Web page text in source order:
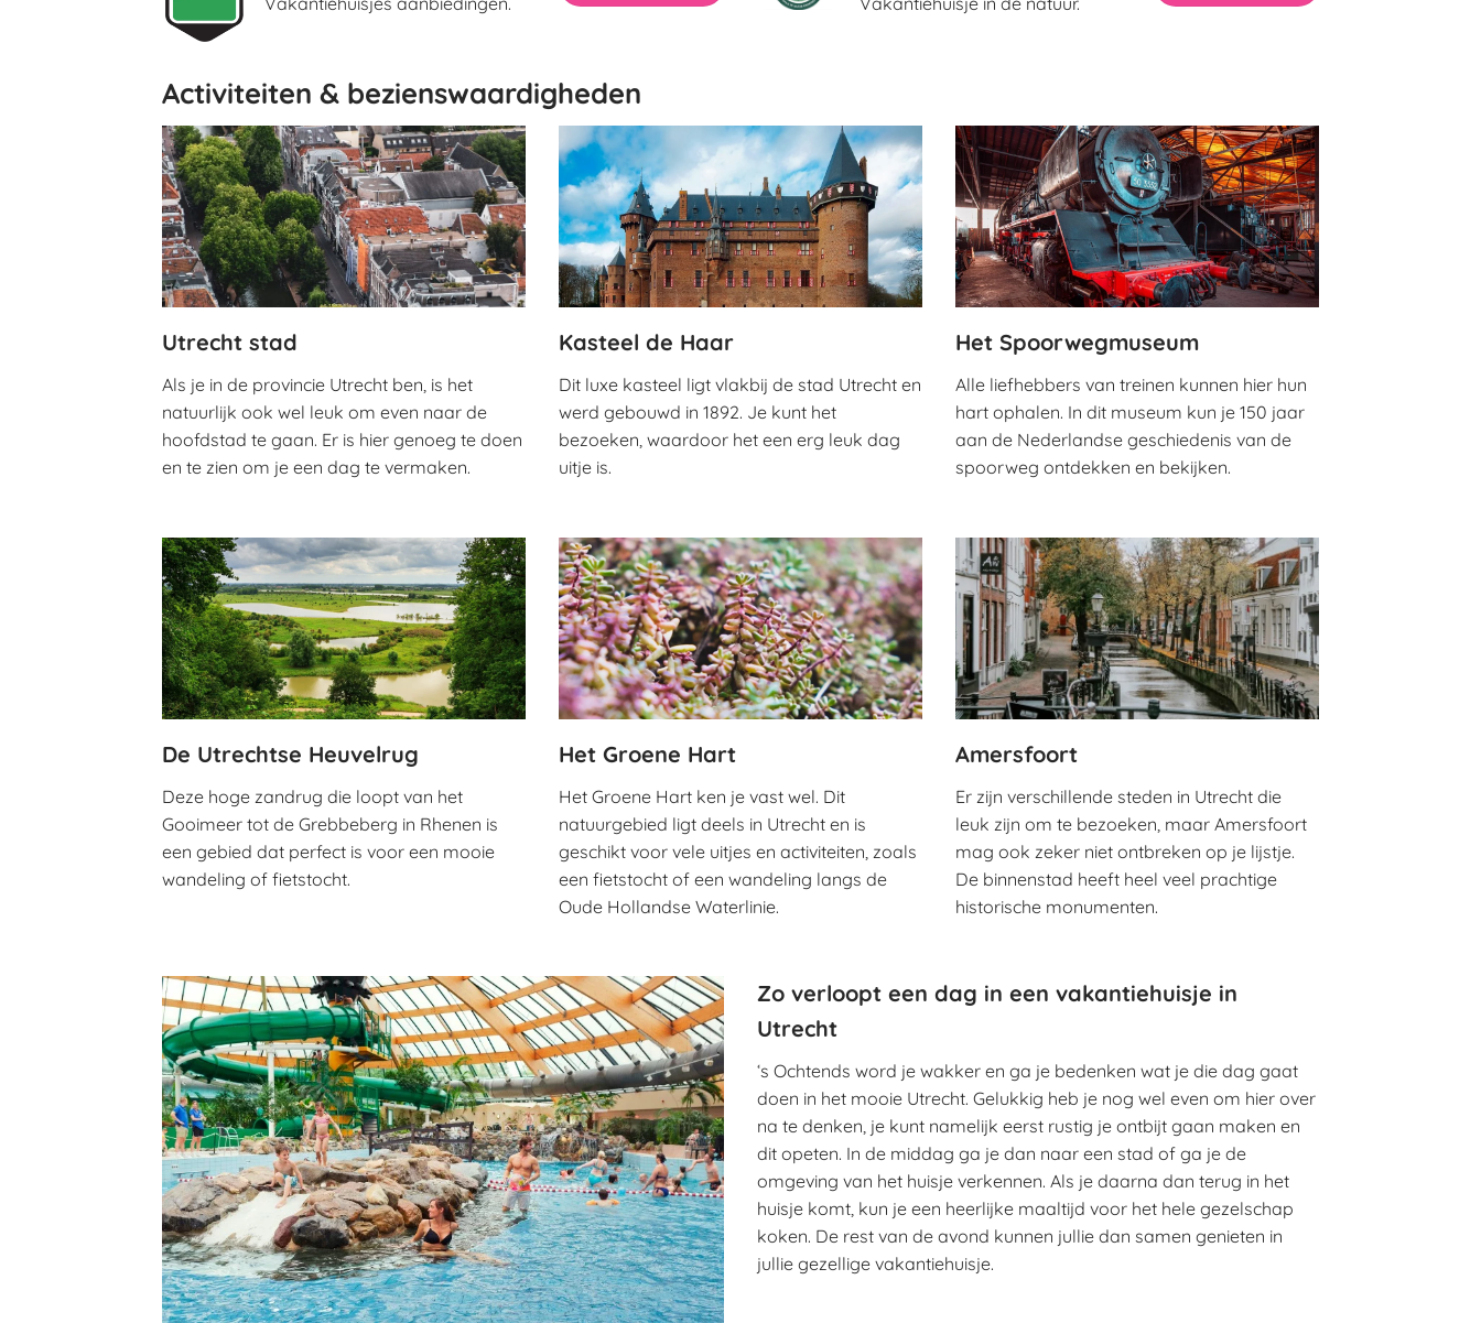
Activiteiten & bezienswaardigheden
Utrecht stad
Als je in de provincie Utrecht ben, is het
natuurlijk ook wel leuk om even naar de
hoofdstad te gaan. Er is hier genoeg te doen
en te zien om je een dag te vermaken.
Kasteel de Haar
Dit luxe kasteel ligt vlakbij de stad Utrecht en
werd gebouwd in 1892. Je kunt het
bezoeken, waardoor het een erg leuk dag
uitje is.
Het Spoorwegmuseum
Alle liefhebbers van treinen kunnen hier hun
hart ophalen. In dit museum kun je 150 jaar
aan de Nederlandse geschiedenis van de
spoorweg ontdekken en bekijken.
De Utrechtse Heuvelrug
Deze hoge zandrug die loopt van het
Gooimeer tot de Grebbeberg in Rhenen is
een gebied dat perfect is voor een mooie
wandeling of fietstocht.
Het Groene Hart
Het Groene Hart ken je vast wel. Dit
natuurgebied ligt deels in Utrecht en is
geschikt voor vele uitjes en activiteiten, zoals
een fietstocht of een wandeling langs de
Oude Hollandse Waterlinie.
Amersfoort
Er zijn verschillende steden in Utrecht die
leuk zijn om te bezoeken, maar Amersfoort
mag ook zeker niet ontbreken op je lijstje.
De binnenstad heeft heel veel prachtige
historische monumenten.
Zo verloopt een dag in een vakantiehuisje in
Utrecht
‘s Ochtends word je wakker en ga je bedenken wat je die dag gaat
doen in het mooie Utrecht. Gelukkig heb je nog wel even om hier over
na te denken, je kunt namelijk eerst rustig je ontbijt gaan maken en
dit opeten. In de middag ga je dan naar een stad of ga je de
omgeving van het huisje verkennen. Als je daarna dan terug in het
huisje komt, kun je een heerlijke maaltijd voor het hele gezelschap
koken. De rest van de avond kunnen jullie dan samen genieten in
jullie gezellige vakantiehuisje.